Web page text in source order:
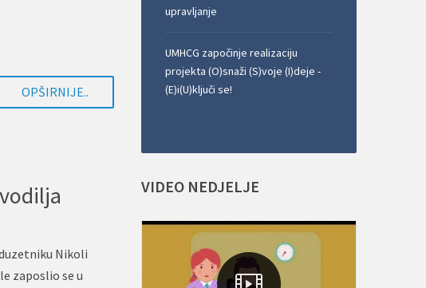
OPŠIRNIJE..
Nikoli
zaposlio se u
upravljanje
UMHCG započinje realizaciju
projekta (O)snaži (S)voje (I)deje -
(E)i(U)ključi se!
VIDEO NEDJELJE